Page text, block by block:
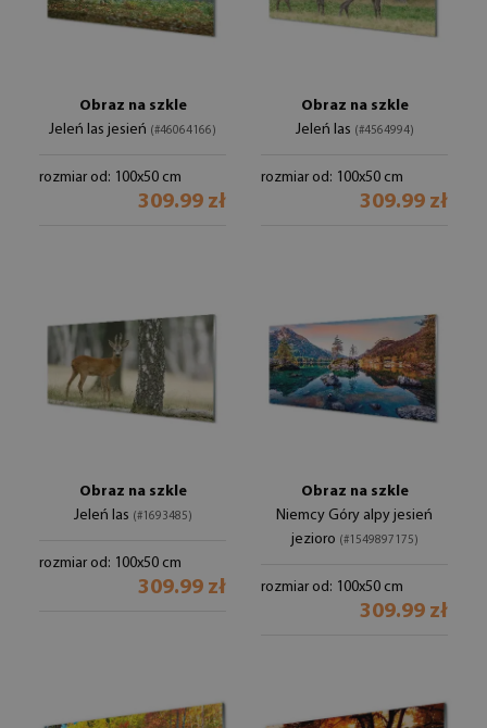
Obraz na szkle
Jeleń las jesień (#46064166)
rozmiar od: 100x50 cm
309.99 zł
Obraz na szkle
Jeleń las (#4564994)
rozmiar od: 100x50 cm
309.99 zł
Obraz na szkle
Jeleń las (#1693485)
rozmiar od: 100x50 cm
309.99 zł
Obraz na szkle
Niemcy Góry alpy jesień
jezioro (#1549897175)
rozmiar od: 100x50 cm
309.99 zł